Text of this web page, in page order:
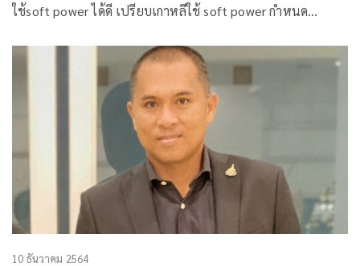
ใช้soft power ได้ดี เปรียบเกาหลีใช้ soft power กำหนด
เพราะคนไทยเราที่เอาแต่แย่งชิงอำนาจกัน ดึงแข้งดึงขากัน พวก
ใครพวกมัน ไม่ยอมรับสิ่งดีๆของคนอื่นที่ไม่ใช่ฝ่ายเดียวกันทำไว้
10 ธันวาคม 2564